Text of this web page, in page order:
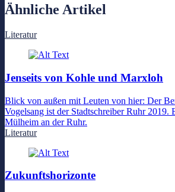
Ähnliche Artikel
Literatur
Jenseits von Kohle und Marxloh
Blick von außen mit Leuten von hier: Der
Vogelsang ist der Stadtschreiber Ruhr 2019.
Mülheim an der Ruhr.
Literatur
Zukunftshorizonte